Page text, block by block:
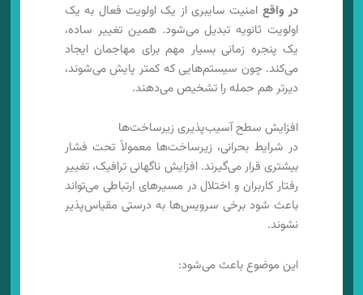
در واقع امنیت سایبری از یک اولویت فعال به یک
اولویت ثانویه تبدیل می‌شود. همین تغییر ساده،
یک پنجره زمانی بسیار مهم برای مهاجمان ایجاد
می‌کند. چون سیستم‌هایی که کمتر پایش می‌شوند،
دیرتر هم حمله را تشخیص می‌دهند.
افزایش سطح آسیب‌پذیری زیرساخت‌ها
در شرایط بحرانی، زیرساخت‌ها معمولاً تحت فشار
بیشتری قرار می‌گیرند. افزایش ناگهانی ترافیک، تغییر
رفتار کاربران و اختلال در مسیرهای ارتباطی می‌تواند
باعث شود برخی سرویس‌ها به درستی مقیاس‌پذیر
نشوند.
این موضوع باعث می‌شود: